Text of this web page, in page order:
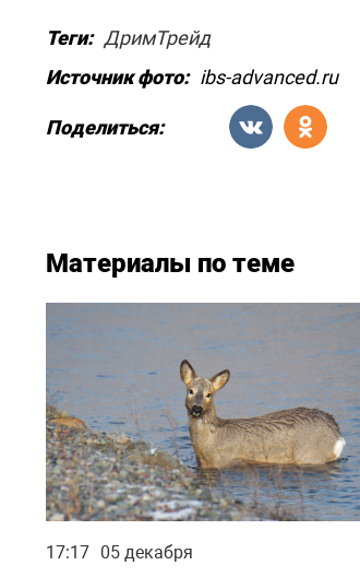
Теги: ДримТрейд
Источник фото: ibs-advanced.ru
Поделиться:
Материалы по теме
17:17 05 декабря